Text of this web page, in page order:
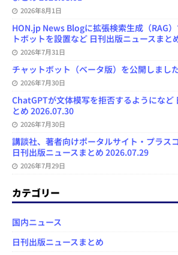
2026年8月1日
HON.jp News Blogに拡張検索生成（RAG
トボットを設置など 日刊出版ニュースまと
2026年7月31日
チャットボット（ベータ版）を公開しまし
2026年7月30日
ChatGPTが文体模写を拒否するようになど
とめ 2026.07.30
2026年7月30日
講談社、著者向けポータルサイト・プラス
日刊出版ニュースまとめ 2026.07.29
2026年7月29日
カテゴリー
国内ニュース
日刊出版ニュースまとめ